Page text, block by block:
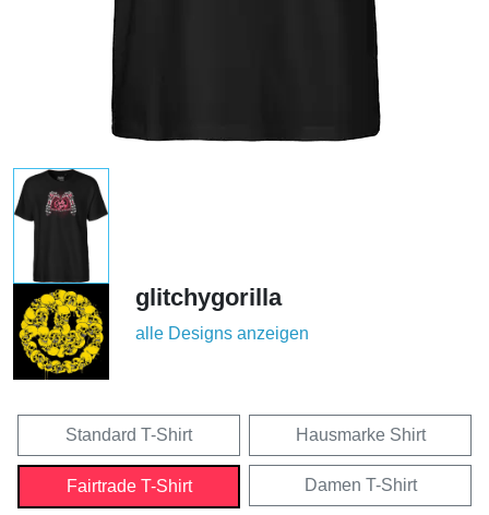
glitchygorilla
alle Designs anzeigen
Standard T-Shirt Hausmarke Shirt
Fairtrade T-Shirt Damen T-Shirt